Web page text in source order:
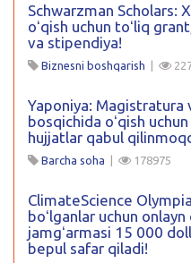
Schwarzman Scholars:
oʻqish uchun toʻliq
va stipendiya!
Biznesni boshqarish |
Yaponiya:
bosqichida oʻqish
hujjatlar qabul
Barcha soha | 178975
ClimateScience
boʻlganlar uchun
jamgʻarmasi 15 000
bepul safar qiladi!